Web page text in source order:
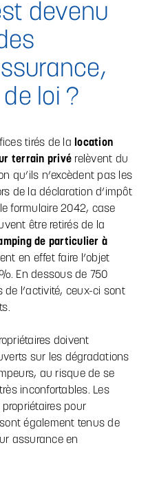
devenu
loi ?
tirés de la location
terrain privé relèvent du
qu’ils n’excèdent pas les
de la déclaration d’impôt
formulaire 2042, case
être retirés de la
de particulier à
en effet faire l’objet
En dessous de 750
de l’activité, ceux-ci sont
doivent
sur les dégradations
au risque de se
inconfortables. Les
pour
également tenus de
assurance en